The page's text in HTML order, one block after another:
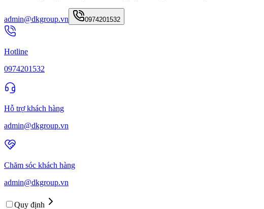
admin@dkgroup.vn 0974201532
Hotline
0974201532
Hỗ trợ khách hàng
admin@dkgroup.vn
Chăm sóc khách hàng
admin@dkgroup.vn
Quy định